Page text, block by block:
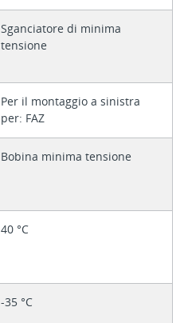
Sganciatore di minima
tensione
Per il montaggio a sinistra
per: FAZ
Bobina minima tensione
40 °C
-35 °C